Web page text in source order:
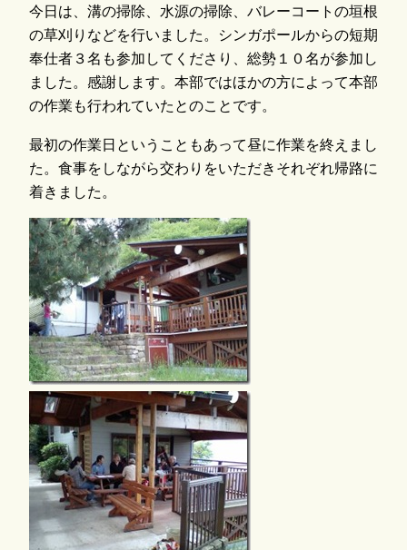
今日は、溝の掃除、水源の掃除、バレーコートの垣根
の草刈りなどを行いました。シンガポールからの短期
奉仕者３名も参加してくださり、総勢１０名が参加し
ました。感謝します。本部ではほかの方によって本部
の作業も行われていたとのことです。
最初の作業日ということもあって昼に作業を終えまし
た。食事をしながら交わりをいただきそれぞれ帰路に
着きました。